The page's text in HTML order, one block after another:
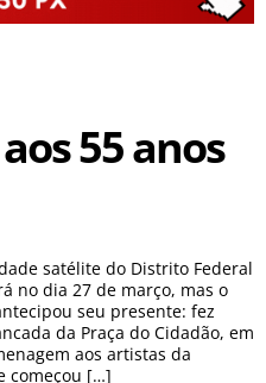
55 anos
satélite do Distrito Federal
no dia 27 de março, mas o
seu presente: fez
da Praça do Cidadão, em
aos artistas da
começou […]